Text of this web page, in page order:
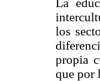
La
los
propia
que por